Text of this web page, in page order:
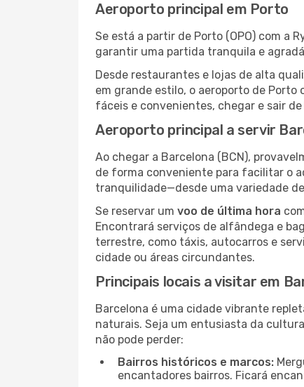
Aeroporto principal em Porto
Se está a partir de Porto (OPO) com a
garantir uma partida tranquila e
Desde restaurantes e lojas de alta
em grande estilo, o aeroporto de
fáceis e convenientes, chegar e sair
Aeroporto principal a servir
Ao chegar a Barcelona (BCN),
de forma conveniente para facilitar o
tranquilidade—desde uma variedade
Se reservar um voo de última hora
Encontrará serviços de alfândega e
terrestre, como táxis, autocarros e
cidade ou áreas circundantes.
Principais locais a visitar em
Barcelona é uma cidade vibrante
naturais. Seja um entusiasta da
não pode perder:
Bairros históricos e marcos:
encantadores bairros. Ficará